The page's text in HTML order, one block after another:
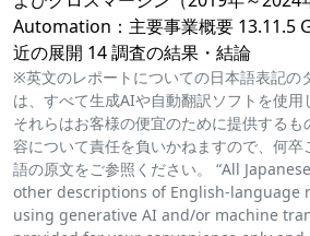
Automation：主要事業概要 13.11.5
近の展開 14 調査の結果・結論
※英文のレポートについての日本語表記の
は、すべて生成AIや自動翻訳ソフトを使用
それらはお客様の便宜のために提供する
容について責任を負いかねますので、何
語の原文をご参照ください。 “All
other descriptions of English-language
using generative AI and/or machine